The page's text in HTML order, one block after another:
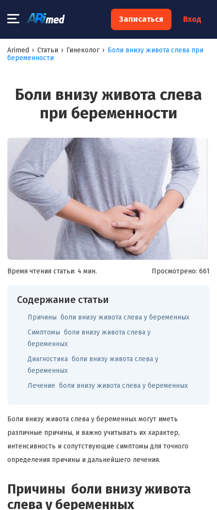
Записаться Вход
Arimed › Статьи › Гинеколог › Боли внизу живота слева при
беременности
Боли внизу живота слева
при беременности
Время чтения статьи: 4 мин. Просмотрено: 661
Содержание статьи
Причины боли внизу живота слева у беременных
Симптомы боли внизу живота слева у
беременных
Диагностика боли внизу живота слева у
беременных
Лечение боли внизу живота слева у беременных
Боли внизу живота слева у беременных могут иметь
различные причины, и важно учитывать их характер,
интенсивность и сопутствующие симптомы для точного
определения причины и дальнейшего лечения.
Причины боли внизу живота
слева у беременных
×
Запишитесь на консультацию к
Ваш телефон:*
Я согласен наобработку моих персональных данных